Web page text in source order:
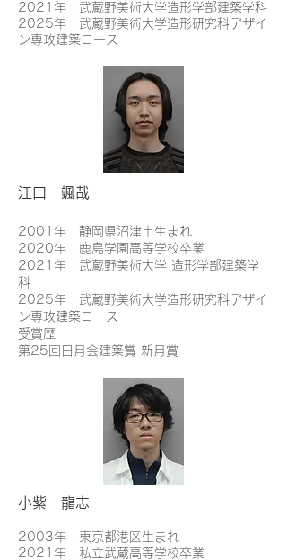
2021年 武蔵野美術大学造形学部建築学科
2025年 武蔵野美術大学造形研究科デザイ
ン専攻建築コース
江口 颯哉
2001年 静岡県沼津市生まれ
2020年 鹿島学園高等学校卒業
2021年 武蔵野美術大学 造形学部建築学
科
2025年 武蔵野美術大学造形研究科デザイ
ン専攻建築コース
受賞歴
第25回日月会建築賞 新月賞
小紫 龍志
2003年 東京都港区生まれ
2021年 私立武蔵高等学校卒業